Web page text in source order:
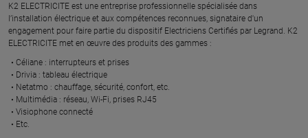
​K2 ELECTRICITE est une entreprise professionnelle spécialisée dans
l’installation électrique et aux compétences reconnues, ​signataire d'un
engagement pour faire partie du dispositif Electriciens Certifiés par Legrand​. K2
ELECTRICITE met en œuvre des produits des gammes : ​
Céliane : interrupteurs et prises ​
Drivia : tableau électrique ​
Netatmo : chauffage, sécurité, confort, etc.​
Multimédia : réseau, Wi-Fi, prises RJ45​
Visiophone connecté​
Etc.​